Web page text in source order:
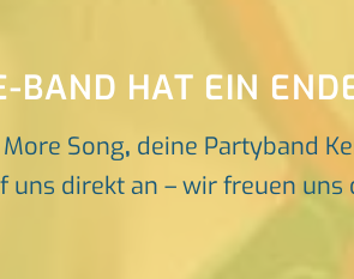
BAND HAT EIN
Song, deine Partyband
direkt an – wir freuen uns